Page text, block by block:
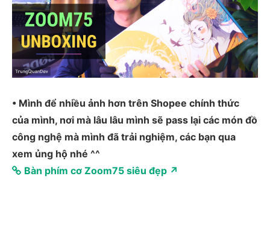
• Mình để nhiều ảnh hơn trên Shopee chính thức
của mình, nơi mà lâu lâu mình sẽ pass lại các món đồ
công nghệ mà mình đã trải nghiệm, các bạn qua
xem ủng hộ nhé ^^
Bàn phím cơ Zoom75 siêu đẹp ↗